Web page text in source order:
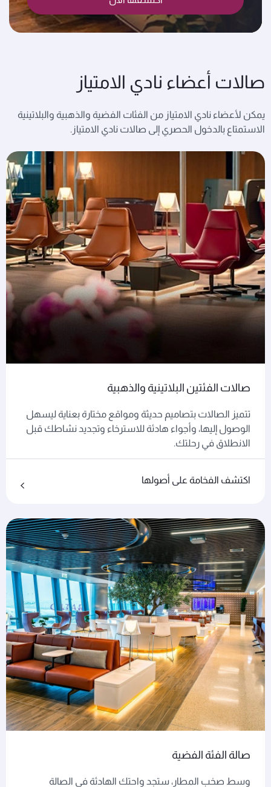
صالات أعضاء نادي الامتياز
يمكن لأعضاء نادي الامتياز من الفئات الفضية والذهبية والبلاتينية
الاستمتاع بالدخول الحصري إلى صالات نادي الامتياز.
صالات الفئتين البلاتينية والذهبية
تتميز الصالات بتصاميم حديثة ومواقع مختارة بعناية ليسهل
الوصول إليها، وأجواء هادئة للاسترخاء وتجديد نشاطك قبل
الانطلاق في رحلتك.
اكتشف الفخامة على أصولها
صالة الفئة الفضية
وسط صخب المطار، ستجد واحتك الهادئة في الصالة